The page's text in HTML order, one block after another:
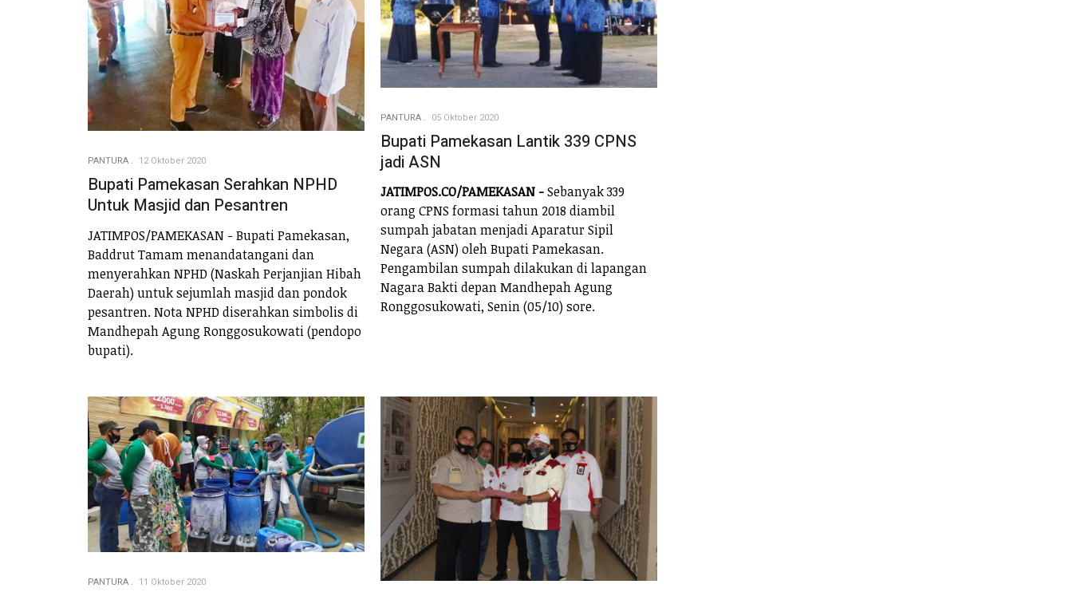
PANTURA 12 Oktober 2020
Bupati Pamekasan Serahkan NPHD
Untuk Masjid dan Pesantren
JATIMPOS/PAMEKASAN - Bupati Pamekasan,
Baddrut Tamam menandatangani dan
menyerahkan NPHD (Naskah Perjanjian Hibah
Daerah) untuk sejumlah masjid dan pondok
pesantren. Nota NPHD diserahkan simbolis di
Mandhepah Agung Ronggosukowati (pendopo
bupati).
PANTURA 05 Oktober 2020
Bupati Pamekasan Lantik 339 CPNS
jadi ASN
JATIMPOS.CO/PAMEKASAN -Sebanyak 339
orang CPNS formasi tahun 2018 diambil
sumpah jabatan menjadi Aparatur Sipil
Negara (ASN) oleh Bupati Pamekasan.
Pengambilan sumpah dilakukan di lapangan
Nagara Bakti depan Mandhepah Agung
Ronggosukowati, Senin (05/10) sore.
PANTURA 11 Oktober 2020